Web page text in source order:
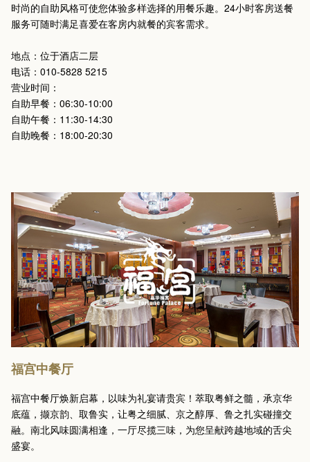
时尚的自助风格可使您体验多样选择的用餐乐趣。24小时客房送餐
服务可随时满足喜爱在客房内就餐的宾客需求。
地点：位于酒店二层
电话：010-5828 5215
营业时间：
自助早餐：06:30-10:00
自助午餐：11:30-14:30
自助晚餐：18:00-20:30
福宫中餐厅
福宫中餐厅焕新启幕，以味为礼宴请贵宾！萃取粤鲜之髓，承京华
底蕴，撷京韵、取鲁实，让粤之细腻、京之醇厚、鲁之扎实碰撞交
融。南北风味圆满相逢，一厅尽揽三味，为您呈献跨越地域的舌尖
盛宴。